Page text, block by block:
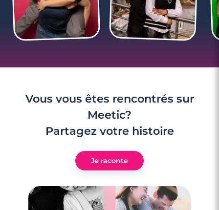
Célibataires : deux options pour les
vacances !
Vous vous êtes rencontrés sur
Meetic?
Partagez votre histoire
Je raconte